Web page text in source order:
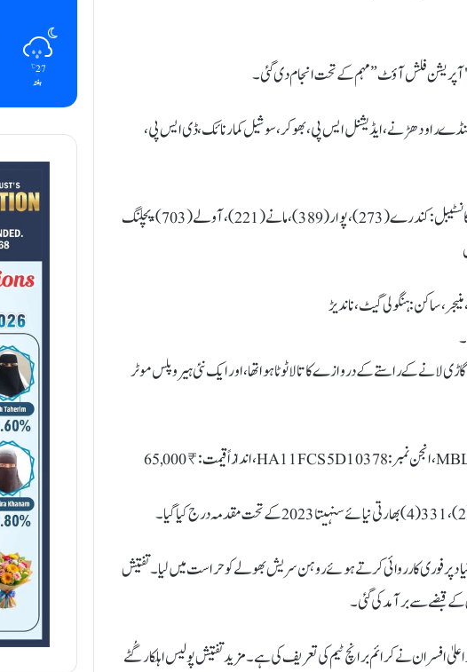
"آپریشن فلش آؤٹ” مہم کے تحت انجام دی گئی۔
راو دھڑنے، ایڈیشنل ایس پی، بھوکر، سوشیل کمار نائک، ڈی ایس پی،
کارروائی میں شامل افسران و عملہ: پی ایس آئی گیانیشور ماٹواڑ، پولیس کانسٹیبل: کندرے (273)، پوار (389)، مانے (221)، آولے (703)، پچلنگ
منزل پر گاڑی لانے کے راستے کے دروازے کا تالا ٹوٹا ہوا تھا، اور ایک نئی ہیرو پلس موٹر
پر فوری کارروائی کرتے ہوئے روہن سریش بھولے کو حراست میں لیا۔ تفتیش
قبضے سے برآمد کی گئی۔
افسران نے کرائم برانچ ٹیم کی تعریف کی ہے۔ مزید تفتیش پولیس اہلکار گُٹے
27
℃
ہفتہ